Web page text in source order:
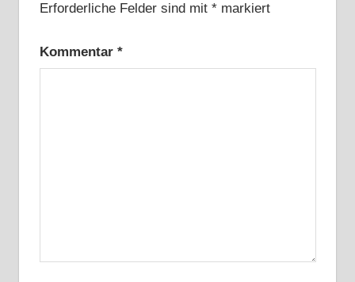
Erforderliche Felder sind mit *markiert
Kommentar *